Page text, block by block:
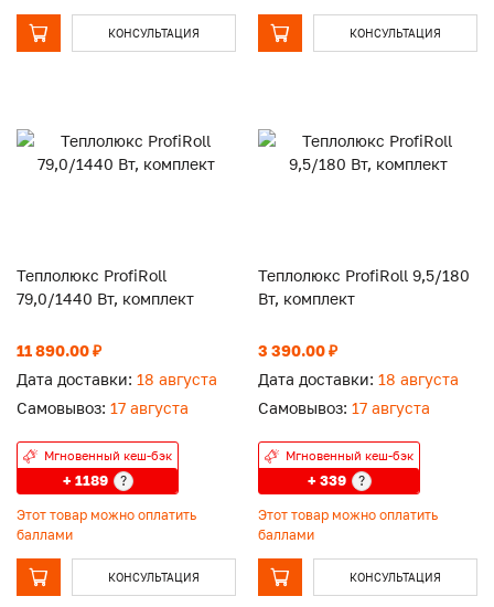
КОНСУЛЬТАЦИЯ КОНСУЛЬТАЦИЯ
Теплолюкс ProfiRoll
79,0/1440 Вт, комплект
11 890.00 ₽
Дата доставки: 18 августа
Самовывоз: 17 августа
Мгновенный кеш-бэк
+ 1189 ?
Этот товар можно оплатить
баллами
КОНСУЛЬТАЦИЯ
Теплолюкс ProfiRoll 9,5/180
Вт, комплект
3 390.00 ₽
Дата доставки: 18 августа
Самовывоз: 17 августа
Мгновенный кеш-бэк
+ 339 ?
Этот товар можно оплатить
баллами
КОНСУЛЬТАЦИЯ